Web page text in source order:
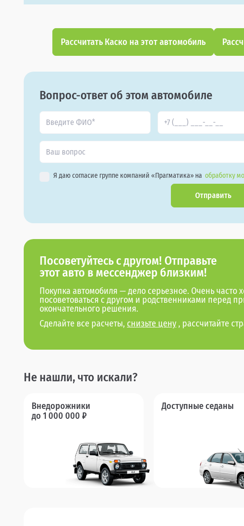
Рассчитать Каско на этот автомобиль
Вопрос-ответ об этом автомобиле
Я даю согласие группе компаний «Прагматика» на обработку
Отправить
Посоветуйтесь с другом! Отправьте
этот авто в мессенджер близким!
Покупка автомобиля — дело серьезное. Очень часто
посоветоваться с другом и родственниками перед
окончательного решения.
Сделайте все расчеты, снизьте цену , рассчитайте
Не нашли, что искали?
Внедорожники
до 1 000 000 ₽
Доступные седаны